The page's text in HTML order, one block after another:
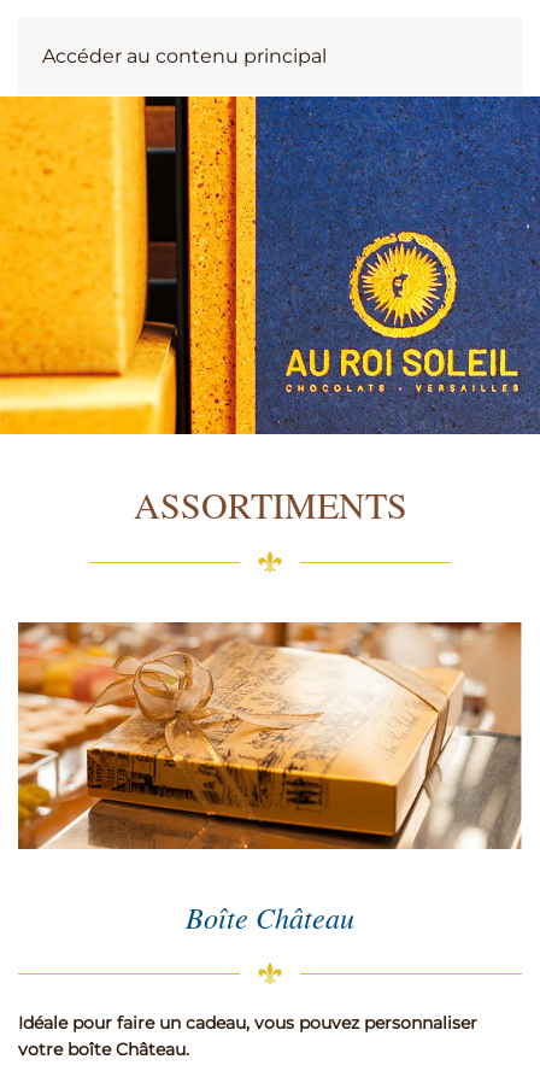
Accéder au contenu principal
ASSORTIMENTS
Boîte Château
Idéale pour faire un cadeau, vous pouvez personnaliser
votre boîte Château.